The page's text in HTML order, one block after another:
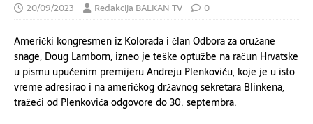
20/09/2023 Redakcija BALKAN TV 0
Američki kongresmen iz Kolorada i član Odbora za oružane
snage, Doug Lamborn, izneo je teške optužbe na račun Hrvatske
u pismu upućenim premijeru Andreju Plenkoviću, koje je u isto
vreme adresirao i na američkog državnog sekretara Blinkena,
tražeći od Plenkovića odgovore do 30. septembra.